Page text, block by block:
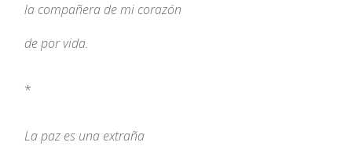
la compañera de mi corazón
de por vida.
*
La paz es una extraña